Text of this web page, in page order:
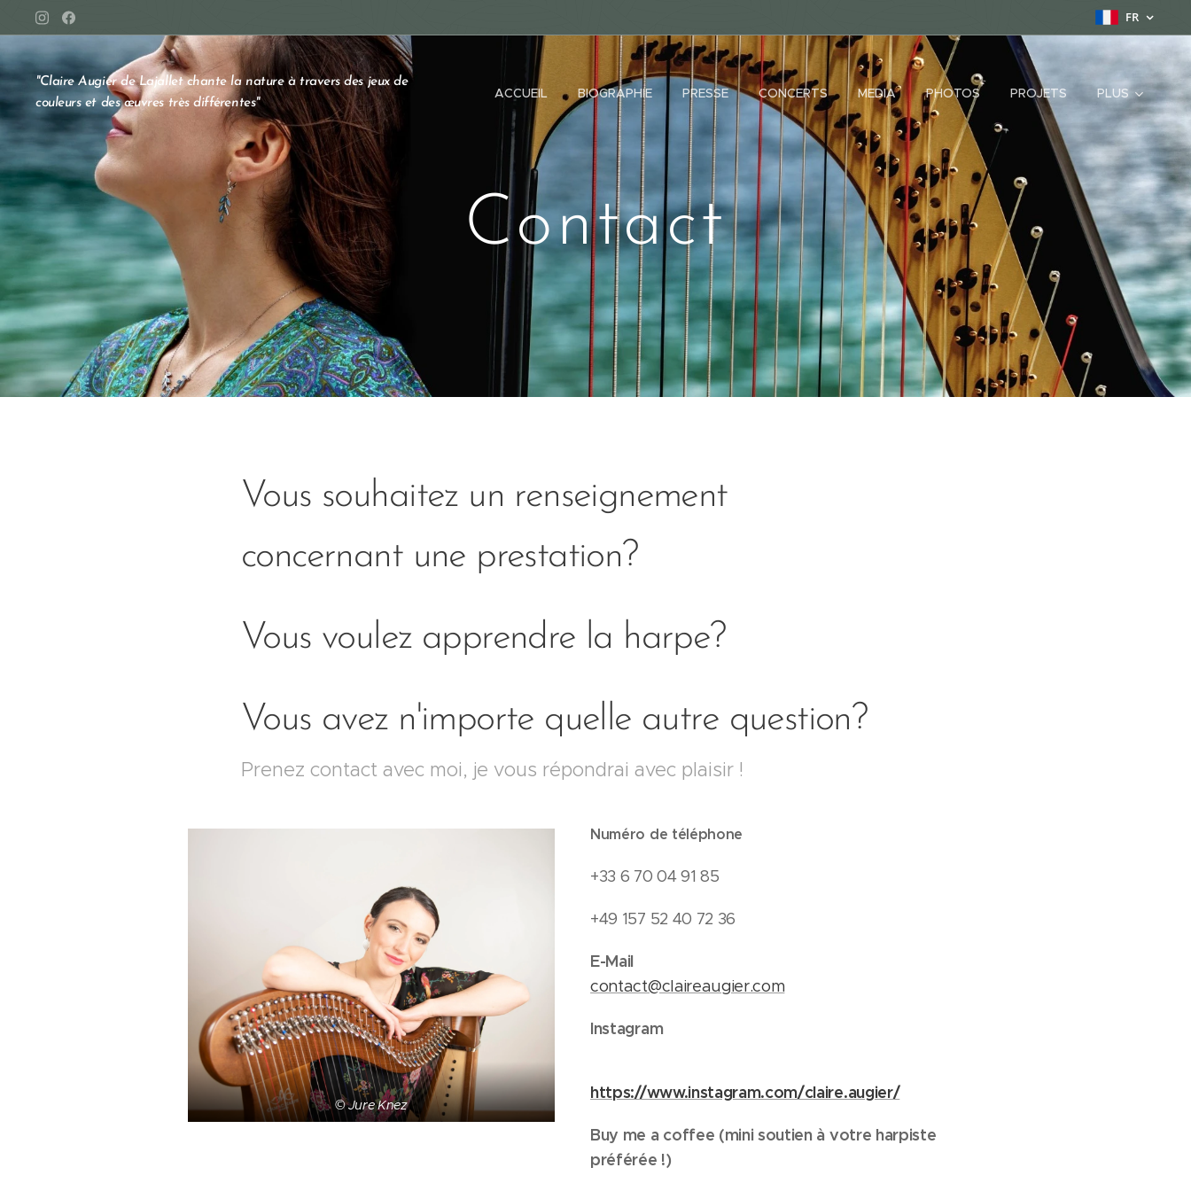
FR
"Claire Augier de Lajallet chante la nature à travers des jeux de
couleurs et des œuvres très différentes"
ACCUEIL BIOGRAPHIE PRESSE CONCERTS MEDIA PHOTOS PROJETS PLUS
Contact
Vous souhaitez un renseignement
concernant une prestation?
Vous voulez apprendre la harpe?
Vous avez n'importe quelle autre question?
Prenez contact avec moi, je vous répondrai avec plaisir !
© Jure Knez
Numéro de téléphone
+33 6 70 04 91 85
+49 157 52 40 72 36
E-Mail
contact@claireaugier.com
Instagram
https://www.instagram.com/claire.augier/
Buy me a coffee (mini soutien à votre harpiste
préférée !)